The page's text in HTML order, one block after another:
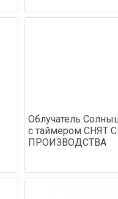
Облучатель
с таймером СНЯТ С
ПРОИЗВОДСТВА